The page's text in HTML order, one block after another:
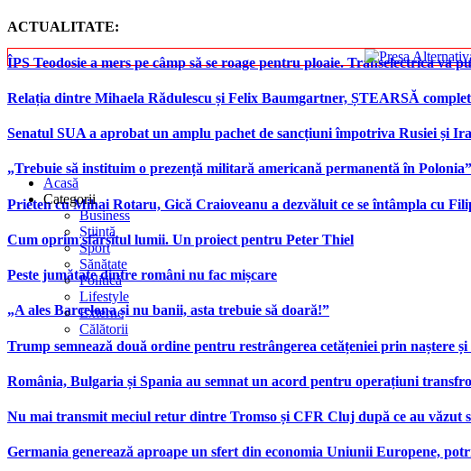
ACTUALITATE:
ÎPS Teodosie a mers pe câmp să se roage pentru ploaie. Transelectrica va
Relația dintre Mihaela Rădulescu și Felix Baumgartner, ȘTEARSĂ
Senatul SUA a aprobat un amplu pachet de sancțiuni împotriva Rusiei și
„Trebuie să instituim o prezență militară americană permanentă în Polonia”
Prieten cu Mihai Rotaru, Gică Craioveanu a dezvăluit ce se întâmpla cu
Cum oprim sfârșitul lumii. Un proiect pentru Peter Thiel
Peste jumătate dintre români nu fac mișcare
„A ales Barcelona și nu banii, asta trebuie să doară!”
Trump semnează două ordine pentru restrângerea cetățeniei prin naștere
România, Bulgaria și Spania au semnat un acord pentru operațiuni
Nu mai transmit meciul retur dintre Tromso și CFR Cluj după ce au văzut
Germania generează aproape un sfert din economia Uniunii Europene,
Acasă
Categorii
Business
Știință
Sport
Sănătate
Politică
Lifestyle
Externe
Călătorii